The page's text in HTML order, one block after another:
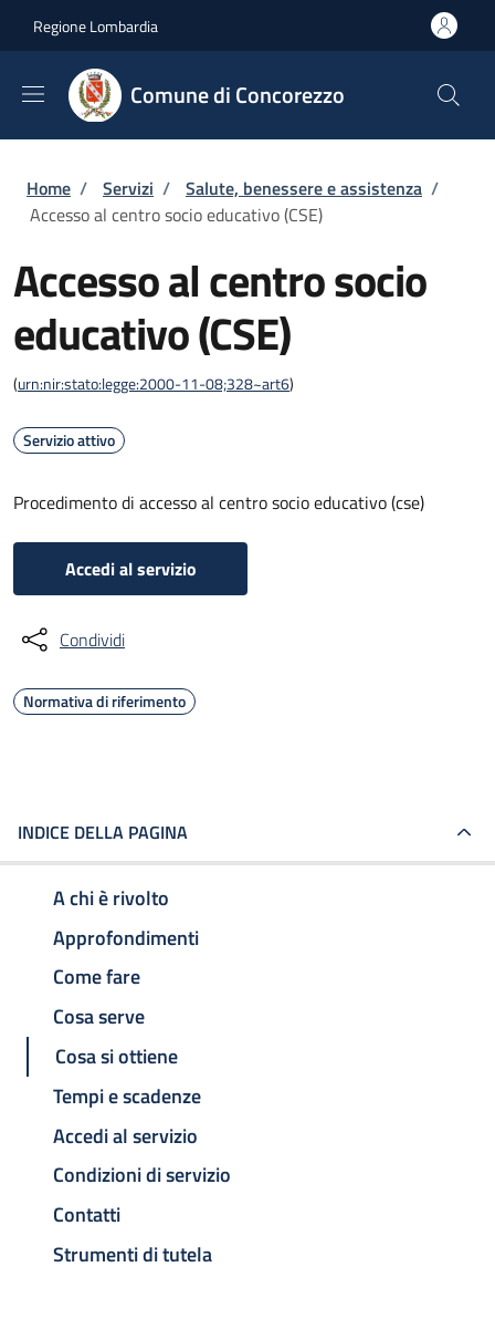
Regione Lombardia
Comune di Concorezzo
Briciole di pane
Home / Servizi / Salute, benessere e assistenza /
Accesso al centro socio educativo (CSE)
Accesso al centro socio
educativo (CSE)
(urn:nir:stato:legge:2000-11-08;328~art6)
Servizio attivo
Procedimento di accesso al centro socio educativo (cse)
Accedi al servizio
Condividi
Normativa di riferimento
INDICE DELLA PAGINA
A chi è rivolto
Approfondimenti
Come fare
Cosa serve
Cosa si ottiene
Tempi e scadenze
Accedi al servizio
Condizioni di servizio
Contatti
Strumenti di tutela